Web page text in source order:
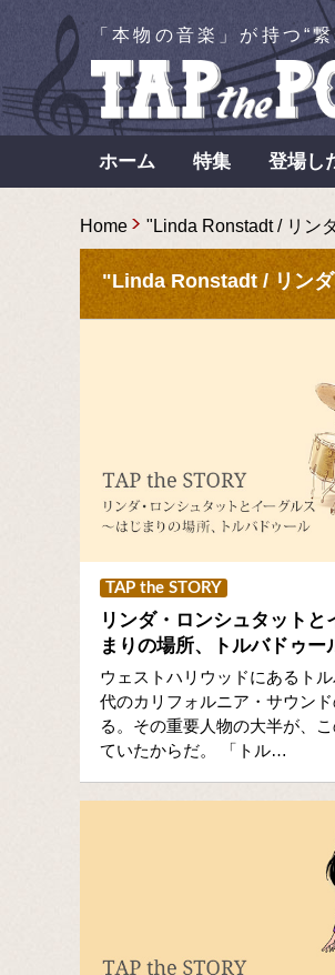
「本物の音楽」が持つ“
ホーム 特集 登場し
Home "Linda Ronstadt / リン
"Linda Ronstadt / リン
TAP the STORY
リンダ・ロンシュタットと
まりの場所、トルバドゥー
ウェストハリウッドにあるト
代のカリフォルニア・サウン
る。その重要人物の大半が、
ていたからだ。 「トル…